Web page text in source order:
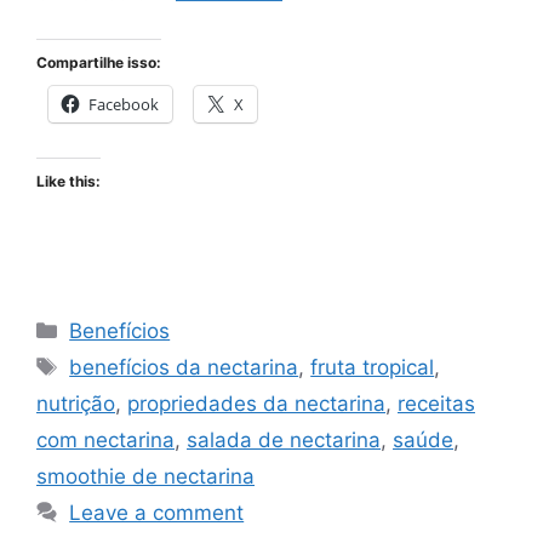
Compartilhe isso:
Facebook X
Like this:
Categories
Benefícios
Tags
benefícios da nectarina,fruta tropical,
nutrição, propriedades da nectarina, receitas
com nectarina, salada de nectarina, saúde,
smoothie de nectarina
Leave a comment